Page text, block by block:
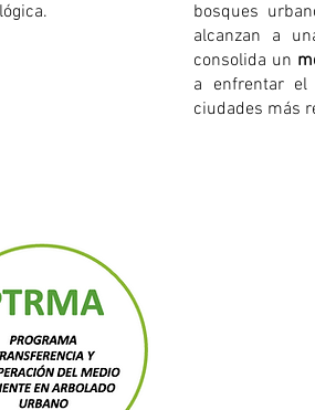
bosques
alcanzan a
consolida un
a enfrentar el
ciudades más